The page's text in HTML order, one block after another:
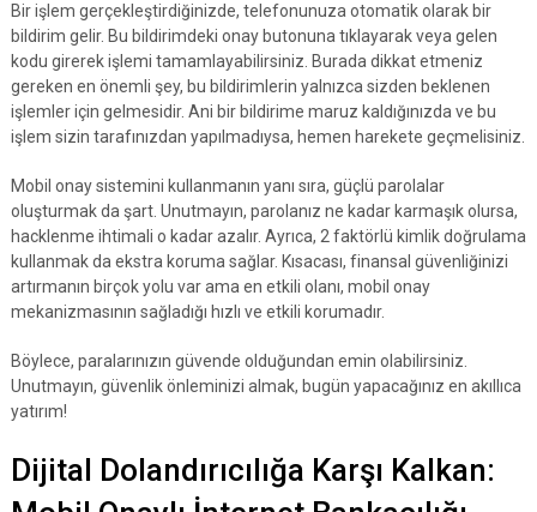
Bir işlem gerçekleştirdiğinizde, telefonunuza otomatik olarak bir
bildirim gelir. Bu bildirimdeki onay butonuna tıklayarak veya gelen
kodu girerek işlemi tamamlayabilirsiniz. Burada dikkat etmeniz
gereken en önemli şey, bu bildirimlerin yalnızca sizden beklenen
işlemler için gelmesidir. Ani bir bildirime maruz kaldığınızda ve bu
işlem sizin tarafınızdan yapılmadıysa, hemen harekete geçmelisiniz.
Mobil onay sistemini kullanmanın yanı sıra, güçlü parolalar
oluşturmak da şart. Unutmayın, parolanız ne kadar karmaşık olursa,
hacklenme ihtimali o kadar azalır. Ayrıca, 2 faktörlü kimlik doğrulama
kullanmak da ekstra koruma sağlar. Kısacası, finansal güvenliğinizi
artırmanın birçok yolu var ama en etkili olanı, mobil onay
mekanizmasının sağladığı hızlı ve etkili korumadır.
Böylece, paralarınızın güvende olduğundan emin olabilirsiniz.
Unutmayın, güvenlik önleminizi almak, bugün yapacağınız en akıllıca
yatırım!
Dijital Dolandırıcılığa Karşı Kalkan: